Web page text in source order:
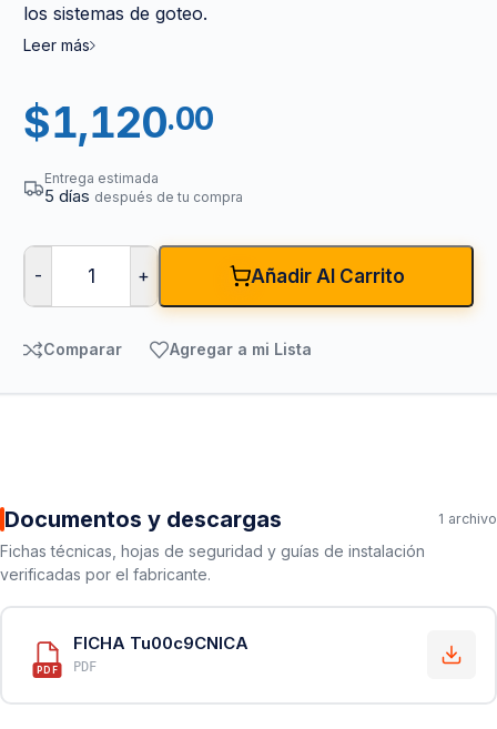
los sistemas de goteo.
Leer más
$1,120.00
Entrega estimada
5 días después de tu compra
- + Añadir Al Carrito
Comparar Agregar a mi Lista
Documentos y descargas 1 archivo
Fichas técnicas, hojas de seguridad y guías de instalación
verificadas por el fabricante.
PDF
FICHA Tu00c9CNICA
PDF